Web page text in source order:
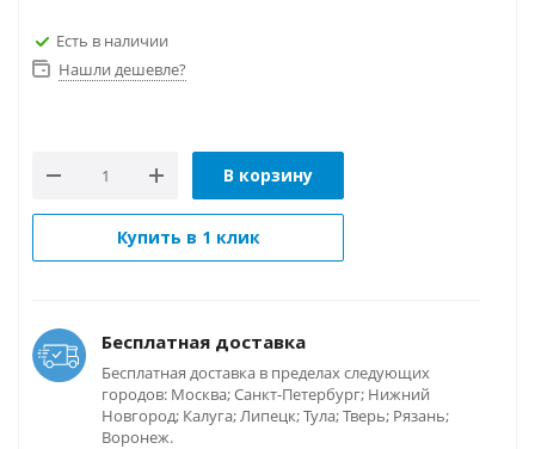
Есть в наличии
Нашли дешевле?
В корзину
Купить в 1 клик
Бесплатная доставка
Бесплатная доставка в пределах следующих
городов: Москва; Санкт-Петербург; Нижний
Новгород; Калуга; Липецк; Тула; Тверь; Рязань;
Воронеж.